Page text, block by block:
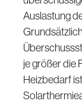
Auslastung
je größer die
Heizbedarf